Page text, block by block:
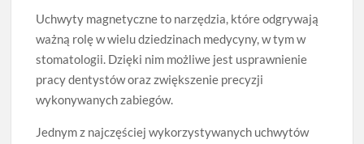
Uchwyty magnetyczne to narzędzia, które odgrywają
ważną rolę w wielu dziedzinach medycyny, w tym w
stomatologii. Dzięki nim możliwe jest usprawnienie
pracy dentystów oraz zwiększenie precyzji
wykonywanych zabiegów.
Jednym z najczęściej wykorzystywanych uchwytów